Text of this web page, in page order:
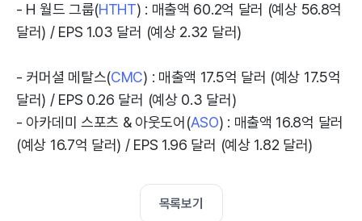
- H 월드 그룹(HTHT) : 매출액 60.2억 달러 (예상 56.8억
달러) / EPS 1.03 달러 (예상 2.32 달러)
- 커머셜 메탈스(CMC) : 매출액 17.5억 달러 (예상 17.5억
달러) / EPS 0.26 달러 (예상 0.3 달러)
- 아카데미 스포츠 & 아웃도어(ASO) : 매출액 16.8억 달러
(예상 16.7억 달러) / EPS 1.96 달러 (예상 1.82 달러)
목록보기